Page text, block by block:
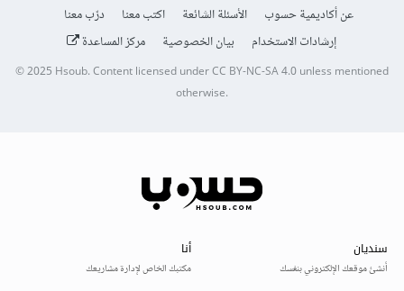
عن أكاديمية حسوب الأسئلة الشائعة اكتب معنا
درّب معنا
إرشادات الاستخدام
بيان الخصوصية مركز المساعدة
© 2025Hsoub.Content licensed underCC BY-NC-SA 4.0unless mentioned
otherwise.